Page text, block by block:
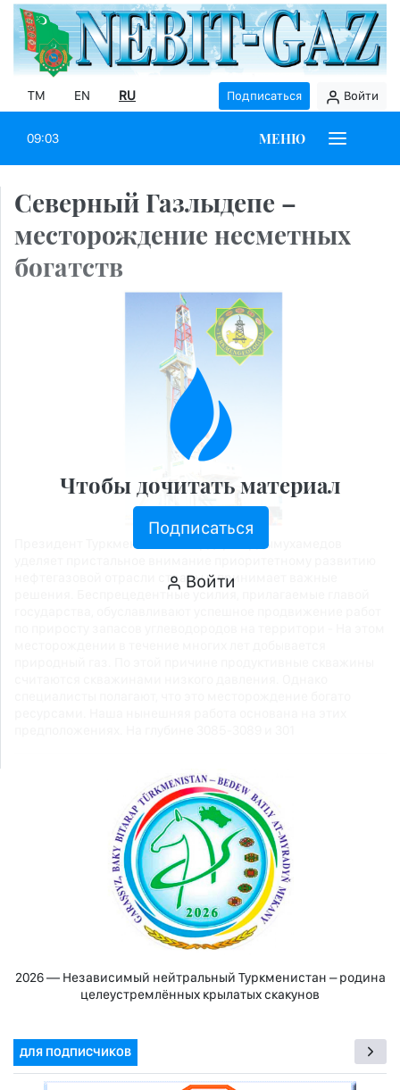
TM EN RU Подписаться Войти
09:03 МЕНЮ
Северный Газлыдепе –
месторождение несметных
богатств
Президент Туркменистана Сердар Бердымухамедов
нефтегазовой отрасли страны и принимает важные
решения. Беспрецедентные усилия, прилагаемые главой
Чтобы дочитать материал
Подписаться
Войти
2026 — Независимый нейтральный Туркменистан – родина
целеустремлённых крылатых скакунов
ДЛЯ ПОДПИСЧИКОВ